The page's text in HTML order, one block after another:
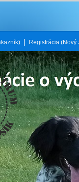
Registrácia (Nový